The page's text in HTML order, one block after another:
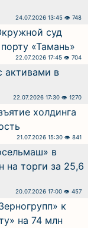
24.07.2026 13:45 👁 748
суд
«Тамань»
22.07.2026 17:45 👁 704
активами в
22.07.2026 17:30 👁 1270
холдинга
21.07.2026 15:30 👁 841
в
на торги за 25,6
20.07.2026 17:00 👁 457
к
на 74 млн